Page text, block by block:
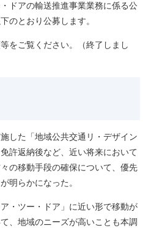
ドアの輸送推進事業業務に係る公
のとおり公募します。
をご覧ください。（終了しまし
した「地域公共交通リ・デザイン
許返納後など、近い将来において
の移動手段の確保について、優先
明らかになった。
・ツー・ドア」に近い形で移動が
、地域のニーズが高いことも本調